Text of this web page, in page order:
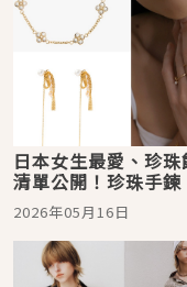
日本女生最愛、珍珠
清單公開！珍珠手鍊
珠流蘇耳環…自帶柔
鏡
2026年05月16日